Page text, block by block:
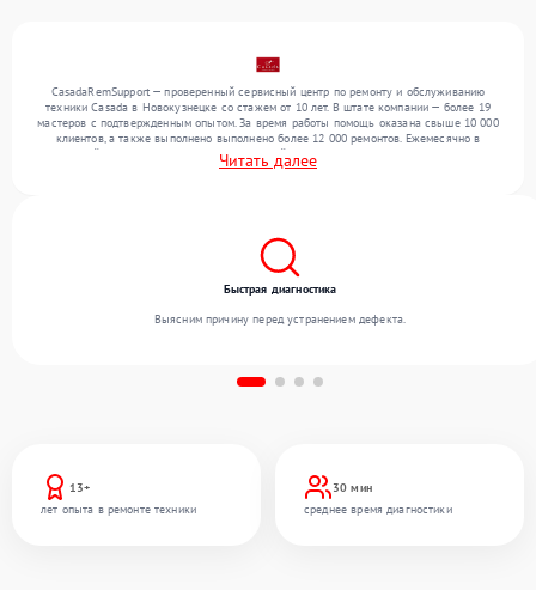
CasadaRemSupport — проверенный сервисный центр по ремонту и обслуживанию
техники Casada в Новокузнецке со стажем от 10 лет. В штате компании — более 19
мастеров с подтвержденным опытом. За время работы помощь оказана свыше 10 000
клиентов, а также выполнено выполнено более 12 000 ремонтов. Ежемесячно в
сервисный центр поступает более 300 устройств, включая , , . Мы беремся за задачи
любой сложности и поддерживаем высокий стандарт качества благодаря
Читать далее
13+
лет опыта в ремонте техники
30 мин
среднее время диагностики
Быстрая диагностика
Выясним причину перед устранением дефекта.